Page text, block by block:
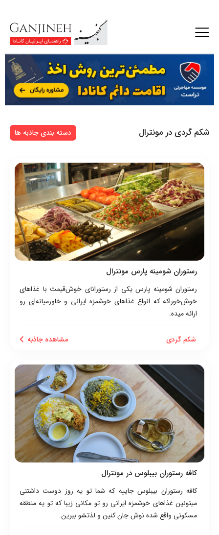
شکم گردی در مونترال دسته بندی جاذبه ها
رستوران شومینه پارس مونترال
رستوران شومینه پارس یکی از رستورانای خوش‌قیمت با غذاهای
خوش‌خوراکه که انواع غذاهای خوشمزه ایرانی و خاورمیانه‌ای رو
ارائه میده.
شکم گردی مشاهده جاذبه
کافه رستوران بیبلوس در مونترال
کافه رستوران بیبلوس جاییه که شما تو یه روز دوست داشتنی
میتونین غذاهای خوشمزه ایرانی رو تو مکانی زیبا که تو یه منطقه
مسکونی واقع شده نوش جان کنین و لذتشو ببرین.